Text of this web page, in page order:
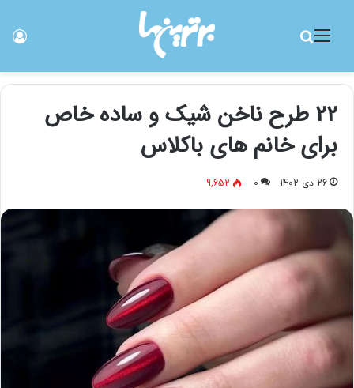
منو
22 طرح ناخن شیک و ساده خاص
برای خانم های باکلاس
26 دی 1402 0
9,652